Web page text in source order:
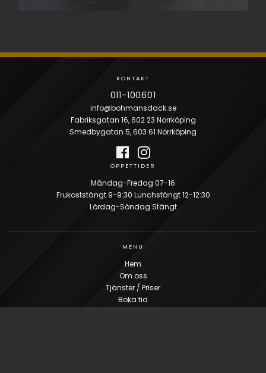
KONTAKT
011-100601
info@bohmansdack.se
Fabriksgatan 16, 602 23 Norrköping
Smedbygatan 5, 603 61 Norrköping
ÖPPETTIDER
Måndag-Fredag 07-16
Frukoststängt 9-9:30 Lunchstängt 12-12:30
Lördag-Söndag Stängt
MENU
Hem
Om oss
Tjänster / Priser
Boka tid